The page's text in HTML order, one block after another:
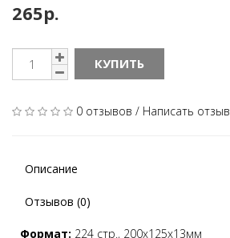
265р.
КУПИТЬ
0 отзывов / Написать отзыв
Описание
Отзывов (0)
Формат: 224 стр., 200х125х13мм